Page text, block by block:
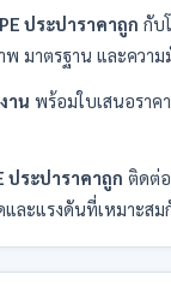
ประปาราคาถูก กับ
มาตรฐาน และความ
าน พร้อมใบเสนอราค
ประปาราคาถูก ติดต่
และแรงดันที่เหมาะส